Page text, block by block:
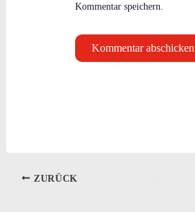
Kommentar speichern.
ZURÜCK